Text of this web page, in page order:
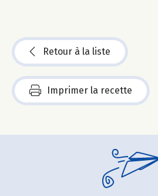
Retour à la liste
Imprimer la recette